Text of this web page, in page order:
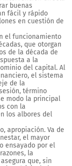
buenas
fácil y rápido
en cuestión de
el funcionamiento
que otorgan
de la década de
a la
del capital. Al
el sistema
de la
término
modo la principal
con la
los albores del
apropiación. Va de
el mayor
ensayado por el
la
que, sin